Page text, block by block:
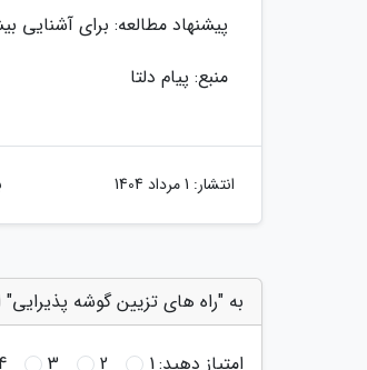
پیشنهاد مطالعه: برای آشنایی
منبع: پیام دلتا
انتشار: 1 مرداد 1404
به "راه های تزیین گوشه پذیرایی"
امتیاز دهید:1
2
3